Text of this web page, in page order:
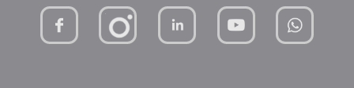
mutterhaus-xMBTtqOwC1KKBww